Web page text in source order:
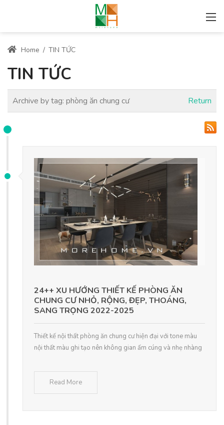
Home / TIN TỨC
TIN TỨC
Archive by tag: phòng ăn chung cư Return
24++ XU HƯỚNG THIẾT KẾ PHÒNG ĂN
CHUNG CƯ NHỎ, RỘNG, ĐẸP, THOÁNG,
SANG TRỌNG 2022-2025
Thiết kế nội thất phòng ăn chung cư hiện đại với tone màu
nội thất màu ghi tạo nên không gian ấm cúng và nhẹ nhàng
Read More